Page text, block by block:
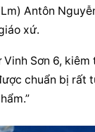
Antôn
xứ.
Sơn 6,
chuẩn bị rất